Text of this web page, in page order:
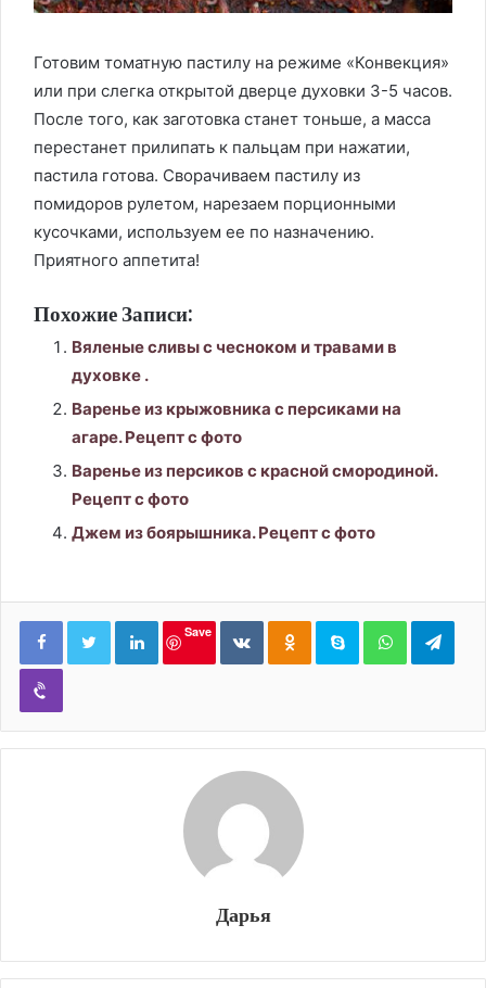
Готовим томатную пастилу на режиме «Конвекция»
или при слегка открытой дверце духовки 3-5 часов.
После того, как заготовка станет тоньше, а масса
перестанет прилипать к пальцам при нажатии,
пастила готова. Сворачиваем пастилу из
помидоров рулетом, нарезаем порционными
кусочками, используем ее по назначению.
Приятного аппетита!
Похожие Записи:
Вяленые сливы с чесноком и травами в
духовке .
Варенье из крыжовника с персиками на
агаре. Рецепт с фото
Варенье из персиков с красной смородиной.
Рецепт с фото
Джем из боярышника. Рецепт с фото
LinkedIn
Save
ВконтактеОдноклассники
Skype WhatsApp
Viber
Дарья